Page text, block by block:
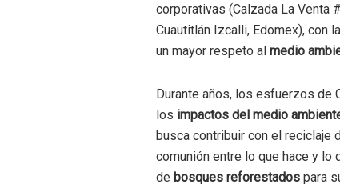
corporativas (Calzada La Venta
Cuautitlán Izcalli, Edomex), con
un mayor respeto al medio
Durante años, los esfuerzos de
los impactos del medio
busca contribuir con el reciclaje
comunión entre lo que hace y lo
de bosques reforestados para